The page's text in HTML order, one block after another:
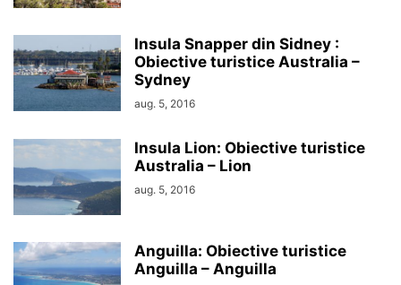
Insula Snapper din Sidney :
Obiective turistice Australia –
Sydney
aug. 5, 2016
Insula Lion: Obiective turistice
Australia – Lion
aug. 5, 2016
Anguilla: Obiective turistice
Anguilla – Anguilla